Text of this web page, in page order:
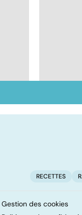
RECETTES
Gestion des cookies